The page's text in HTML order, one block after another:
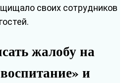
своих сотрудников
жалобу на
и